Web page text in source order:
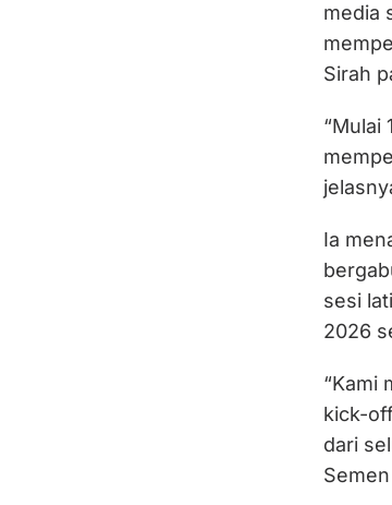
media
Sirah
“Mulai
Ia
sesi
2026
“Kami
kick-
dari